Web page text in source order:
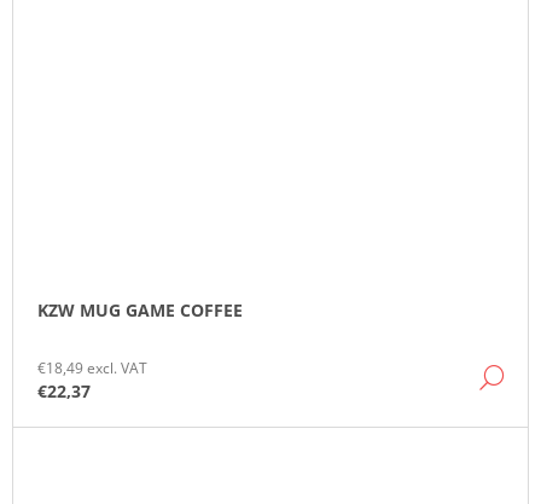
KZW MUG GAME COFFEE
€18,49 excl. VAT
€22,37